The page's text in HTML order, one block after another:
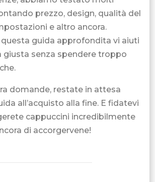
prezzo, design, qualità del
e altro ancora.
guida approfondita vi aiuti
giusta senza spendere troppo
domande, restate in attesa
all’acquisto alla fine. E fidatevi
cappuccini incredibilmente
di accorgervene!